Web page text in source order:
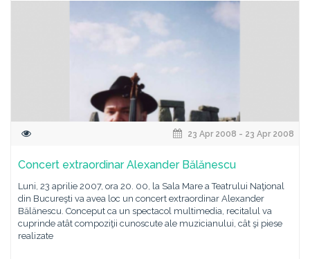
23 Apr 2008 - 23 Apr 2008
Concert extraordinar Alexander Bălănescu
Luni, 23 aprilie 2007, ora 20. 00, la Sala Mare a Teatrului Naţional
din Bucureşti va avea loc un concert extraordinar Alexander
Bălănescu. Conceput ca un spectacol multimedia, recitalul va
cuprinde atât compoziţii cunoscute ale muzicianului, cât şi piese
realizate